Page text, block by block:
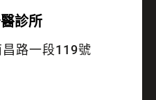
診所
路一段119號